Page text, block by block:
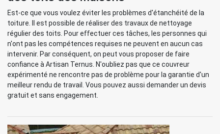
Est-ce que vous voulez éviter les problèmes d'étanchéité de la
toiture. Il est possible de réaliser des travaux de nettoyage
régulier des toits. Pour effectuer ces tâches, les personnes qui
n'ont pas les compétences requises ne peuvent en aucun cas
intervenir. Par conséquent, on peut vous proposer de faire
confiance à Artisan Ternus. N'oubliez pas que ce couvreur
expérimenté ne rencontre pas de problème pour la garantie d'un
meilleur rendu de travail. Vous pouvez aussi demander un devis
gratuit et sans engagement.